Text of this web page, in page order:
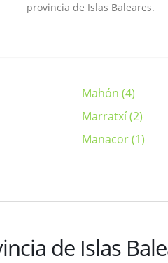
provincia de Islas Baleares.
Mahón (4)
Marratxí (2)
Manacor (1)
de Islas